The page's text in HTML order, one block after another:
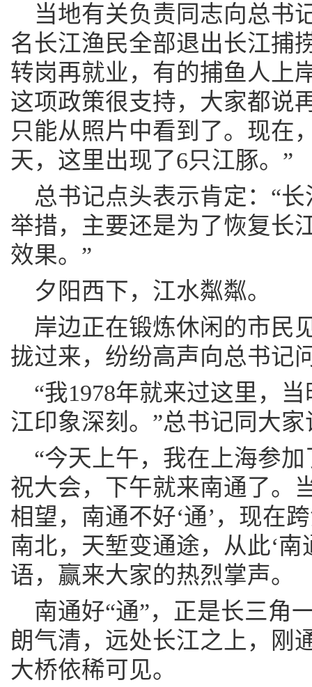
当地有关负责同志向总书
名长江渔民全部退出长江捕
转岗再就业，有的捕鱼人上
这项政策很支持，大家都说
只能从照片中看到了。现在
天，这里出现了6只江豚。”
总书记点头表示肯定：“
举措，主要还是为了恢复长
效果。”
夕阳西下，江水粼粼。
岸边正在锻炼休闲的市民
拢过来，纷纷高声向总书记
“我1978年就来过这里，
江印象深刻。”总书记同大
“今天上午，我在上海参
祝大会，下午就来南通了。
相望，南通不好‘通’，现在
南北，天堑变通途，从此‘南
语，赢来大家的热烈掌声。
南通好“通”，正是长三角
朗气清，远处长江之上，刚
大桥依稀可见。